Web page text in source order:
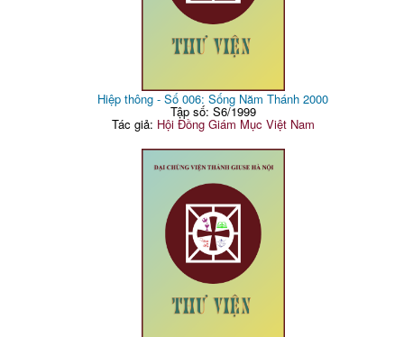
Hiệp thông - Số 006: Sống Năm Thánh 2000
Tập số: S6/1999
Tác giả: Hội Đồng Giám Mục Việt Nam